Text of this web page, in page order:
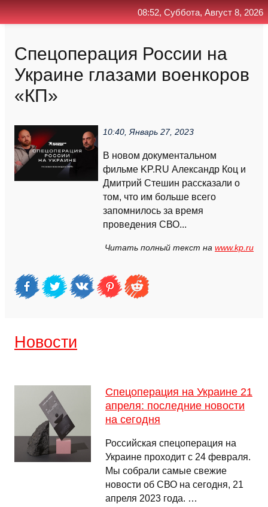
Спецоперация России на
Украине глазами военкоров
«КП»
10:40, Январь 27, 2023
В новом документальном
фильме KP.RU Александр Коц и
Дмитрий Стешин рассказали о
том, что им больше всего
запомнилось за время
проведения СВО...
Читать полный текст на www.kp.ru
Новости
Спецоперация на Украине 21
апреля: последние новости
на сегодня
Российская спецоперация на
Украине проходит с 24 февраля.
Мы собрали самые свежие
новости об СВО на сегодня, 21
апреля 2023 года. …
08:52, Суббота, Август 8, 2026